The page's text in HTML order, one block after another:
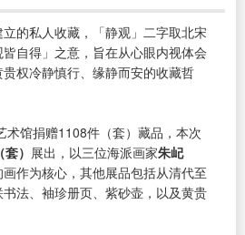
的私人收藏，「静观」二字取北宋
自得」之意，旨在从心眼内视体会
权冷静慎行、缘静而安的收藏哲
术馆捐赠1108件（套）藏品，本次
） 展出，以三位海派画家朱屺
画作为核心，其他展品包括从清代至
法、袖珍册页、紫砂壶，以及黄贵